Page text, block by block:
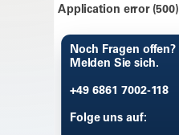
Application error (500)
Noch Fragen offen?
Melden Sie sich.
+49 6861 7002-118
Folge uns auf: